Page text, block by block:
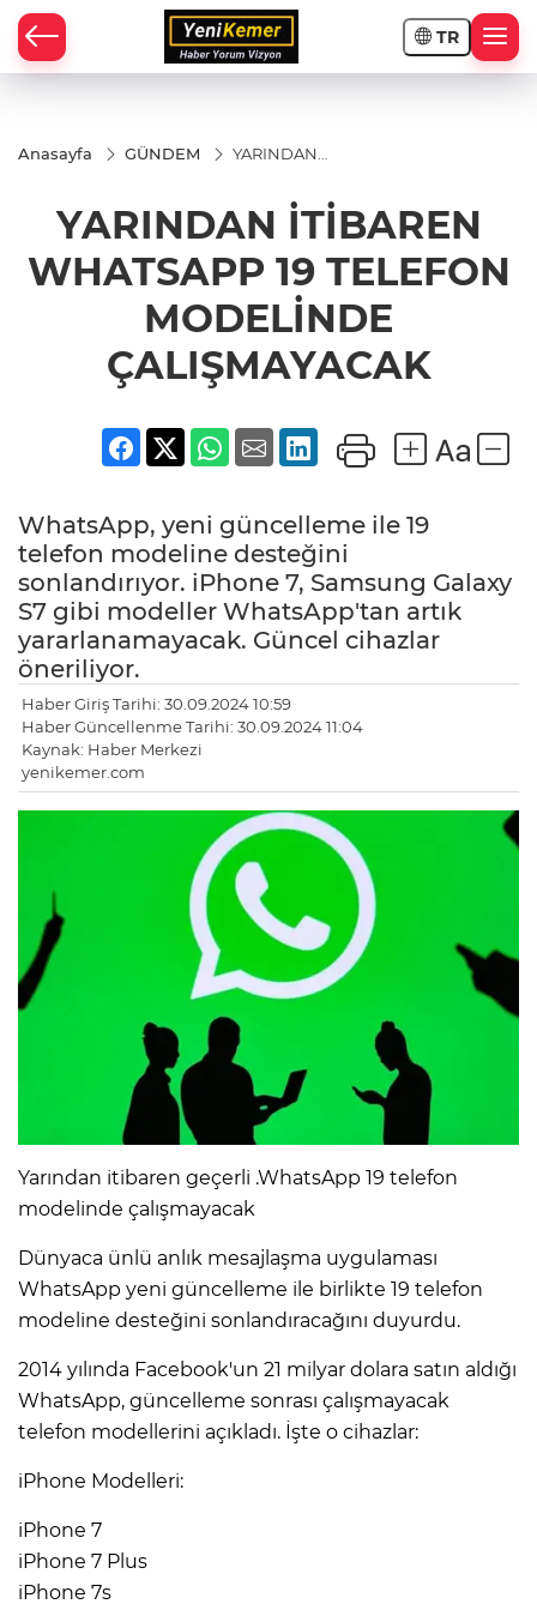
TR
Anasayfa GÜNDEM
YARINDAN
TELEFON
MODELİNDE
YARINDAN İTİBAREN
WHATSAPP 19 TELEFON
MODELİNDE
ÇALIŞMAYACAK
WhatsApp, yeni güncelleme ile 19
telefon modeline desteğini
sonlandırıyor. iPhone 7, Samsung Galaxy
S7 gibi modeller WhatsApp'tan artık
yararlanamayacak. Güncel cihazlar
öneriliyor.
Haber Giriş Tarihi: 30.09.2024 10:59
Haber Güncellenme Tarihi: 30.09.2024 11:04
Kaynak: Haber Merkezi
yenikemer.com
Yarından itibaren geçerli .WhatsApp 19 telefon
modelinde çalışmayacak
Dünyaca ünlü anlık mesajlaşma uygulaması
WhatsApp yeni güncelleme ile birlikte 19 telefon
modeline desteğini sonlandıracağını duyurdu.
2014 yılında Facebook'un 21 milyar dolara satın aldığı
WhatsApp, güncelleme sonrası çalışmayacak
telefon modellerini açıkladı. İşte o cihazlar:
iPhone Modelleri:
iPhone 7
iPhone 7 Plus
iPhone 7s